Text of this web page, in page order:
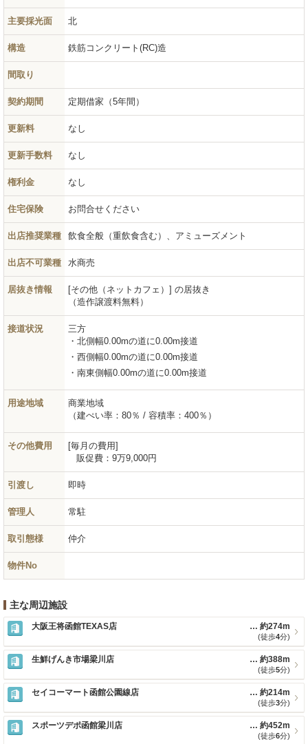
主要採光面 北
構造 鉄筋コンクリート(RC)造
間取り
契約期間 定期借家（5年間）
更新料 なし
更新手数料 なし
権利金 なし
住宅保険 お問合せください
出店推奨業種 飲食全般（重飲食含む）、アミューズメント
出店不可業種 水商売
居抜き情報
[その他（ネットカフェ）] の居抜き
（造作譲渡料無料）
接道状況
三方
北側幅0.00mの道に0.00m接道
西側幅0.00mの道に0.00m接道
南東側幅0.00mの道に0.00m接道
用途地域
商業地域
（建ぺい率：80％ / 容積率：400％）
その他費用
毎月の費用
販促費： 9万9,000円
引渡し 即時
管理人 常駐
取引態様 仲介
物件No
主な周辺施設
大阪王将函館TEXAS店 約274m
(徒歩4分)
生鮮げんき市場梁川店 約388m
(徒歩5分)
セイコーマート函館公園線店 約214m
(徒歩3分)
スポーツデポ函館梁川店 約452m
(徒歩6分)